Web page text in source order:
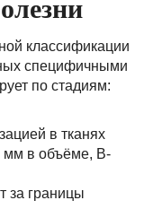
классификации
специфичными
по стадиям:
в тканях
мм в объёме, В-
за границы